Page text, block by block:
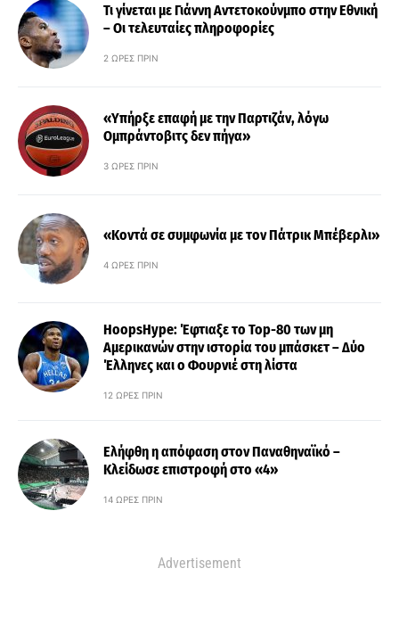
Τι γίνεται με Γιάννη Αντετοκούνμπο στην Εθνική
– Οι τελευταίες πληροφορίες
2 ΏΡΕΣ ΠΡΙΝ
«Υπήρξε επαφή με την Παρτιζάν, λόγω
Ομπράντοβιτς δεν πήγα»
3 ΏΡΕΣ ΠΡΙΝ
«Κοντά σε συμφωνία με τον Πάτρικ Μπέβερλι»
4 ΏΡΕΣ ΠΡΙΝ
HoopsHype: Έφτιαξε το Top-80 των μη
Αμερικανών στην ιστορία του μπάσκετ – Δύο
Έλληνες και ο Φουρνιέ στη λίστα
12 ΏΡΕΣ ΠΡΙΝ
Ελήφθη η απόφαση στον Παναθηναϊκό –
Κλείδωσε επιστροφή στο «4»
14 ΏΡΕΣ ΠΡΙΝ
Advertisement